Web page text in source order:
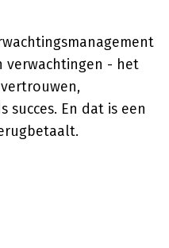
verwachtingen - het
succes. En dat is een